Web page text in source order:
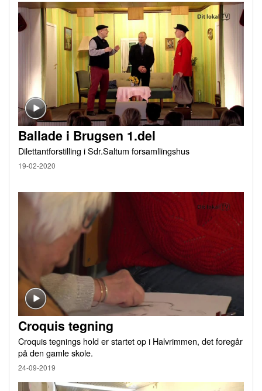
Ballade i Brugsen 1.del
Dilettantforstilling i Sdr.Saltum forsamllingshus
19-02-2020
Croquis tegning
Croquis tegnings hold er startet op i Halvrimmen, det foregår
på den gamle skole.
24-09-2019